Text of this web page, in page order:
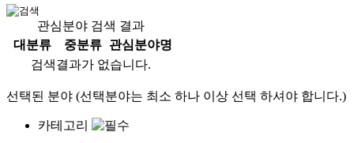
관심분야 검색 결과
대분류
중분류
관심분야명
검색결과가 없습니다.
선택된 분야 (선택분야는 최소 하나 이상 선택 하셔야 합니다.)
카테고리